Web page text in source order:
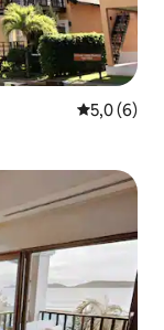
Середня
5,0 (6)